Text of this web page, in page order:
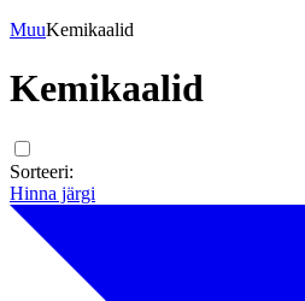
MuuKemikaalid
Kemikaalid
Sorteeri:
Hinna järgi